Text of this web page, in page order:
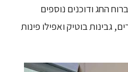
החג ודוכנים נוספים
גבינות בוטיק ואפילו פינות